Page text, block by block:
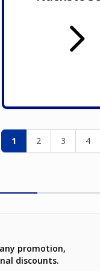
SeiteSie lesen gerade die
1 Seite
2 Seite
3 Seite
4
promotion,
discounts.